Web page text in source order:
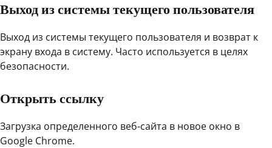
Выход из системы текущего пользователя
Выход из системы текущего пользователя и возврат к
экрану входа в систему. Часто используется в целях
безопасности.
Открыть ссылку
Загрузка определенного веб-сайта в новое окно в
Google Chrome.